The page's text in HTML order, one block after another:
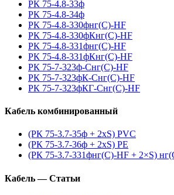
РК 75-4.8-33ф
РК 75-4.8-34ф
РК 75-4.8-330фнг(С)-HF
РК 75-4.8-330фКнг(С)-HF
РК 75-4.8-331фнг(С)-HF
РК 75-4.8-331фКнг(С)-HF
РК 75-7-323ф-Снг(С)-HF
РК 75-7-323фК-Снг(С)-HF
РК 75-7-323фКГ-Снг(С)-HF
Кабель комбинированный
(РК 75-3.7-35ф + 2xS) PVC
(РК 75-3.7-36ф + 2xS) PE
(РК 75-3.7-331фнг(С)-HF + 2×S)
Кабель — Статьи